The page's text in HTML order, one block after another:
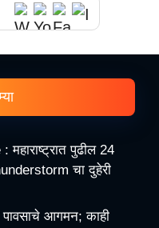
पुढील 24
चा दुहेरी
आगमन; काही